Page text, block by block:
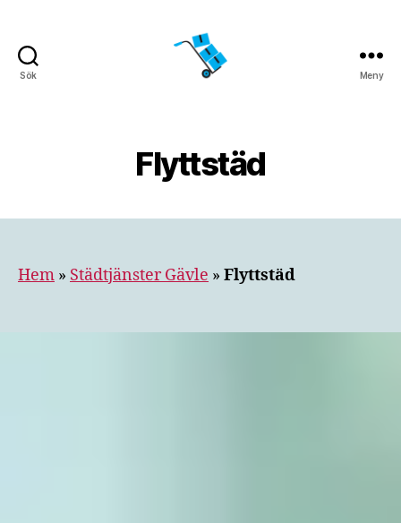
Sök Meny
Flyttstäd
Hem » Städtjänster Gävle » Flyttstäd